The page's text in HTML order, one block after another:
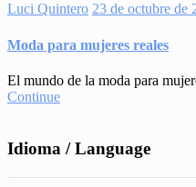
Luci Quintero 23 de octubre de
Moda para mujeres reales
El mundo de la moda para
Continue
Idioma / Language